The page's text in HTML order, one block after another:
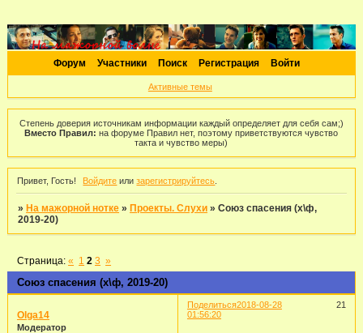
Форум Участники Поиск Регистрация Войти
Активные темы
Степень доверия источникам информации каждый определяет для себя сам;)
Вместо Правил: на форуме Правил нет, поэтому приветствуются чувство
такта и чувство меры)
Привет, Гость! Войдите илизарегистрируйтесь
» На мажорной нотке » Проекты. Слухи »Союз спасения (х\ф,
2019-20)
Союз спасения (х\ф, 2019-20)
Страница:« 1 2 3 »
Поделиться 21
2018-08-28
01:56:20
Olga14
Модератор